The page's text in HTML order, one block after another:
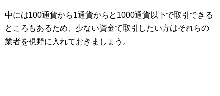
中には100通貨から1通貨からと1000通貨以下で取引できる
ところもあるため、少ない資金て取引したい方はそれらの
業者を視野に入れておきましょう。